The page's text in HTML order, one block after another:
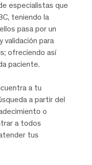
especialistas que
teniendo la
pasa por un
validación para
ofreciendo así
paciente.
a tu
a partir del
o
a todos
tus